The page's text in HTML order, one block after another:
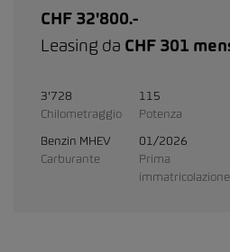
CHF 32'800.-
Leasing da CHF 301
3'728
Chilometraggio
115
Potenza
Benzin MHEV
Carburante
01/2026
Prima
immatricolazione